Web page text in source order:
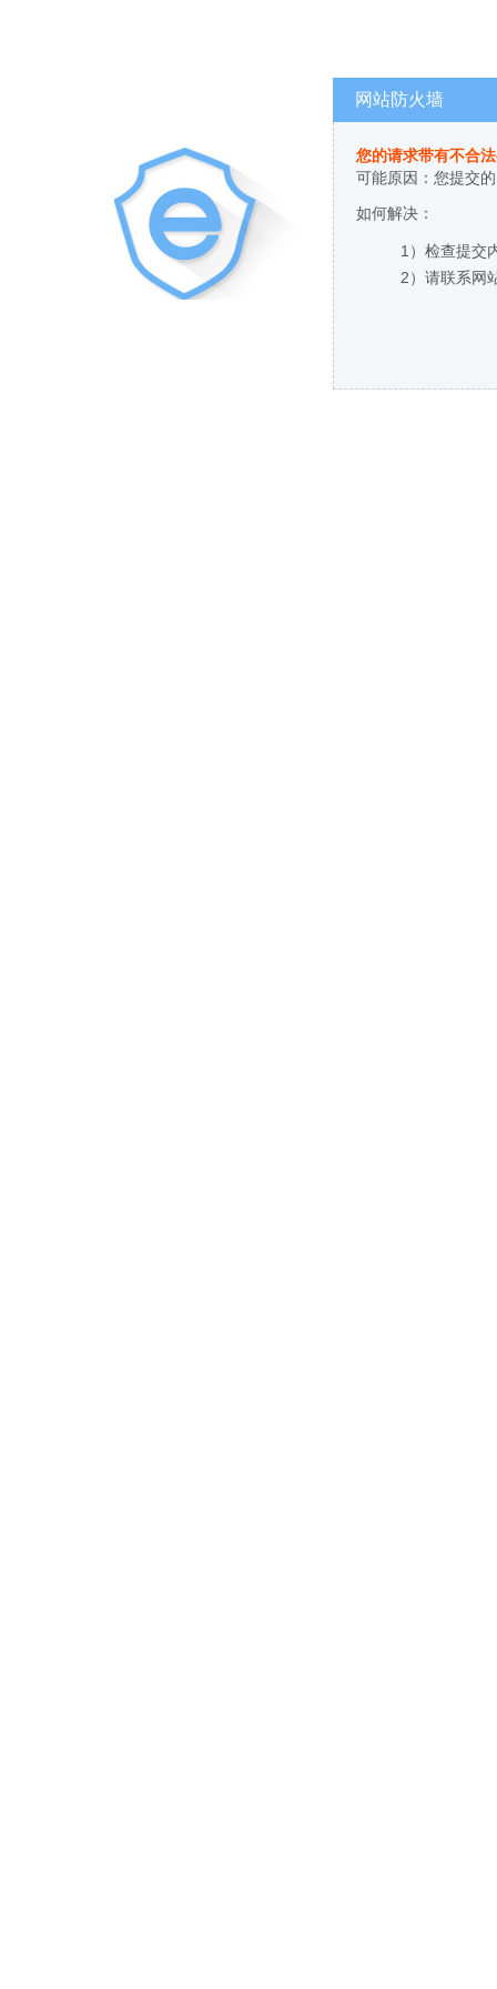
网站防火墙
您的请求带有不合
可能原因：您提交
如何解决：
1）检查提交
2）请联系网